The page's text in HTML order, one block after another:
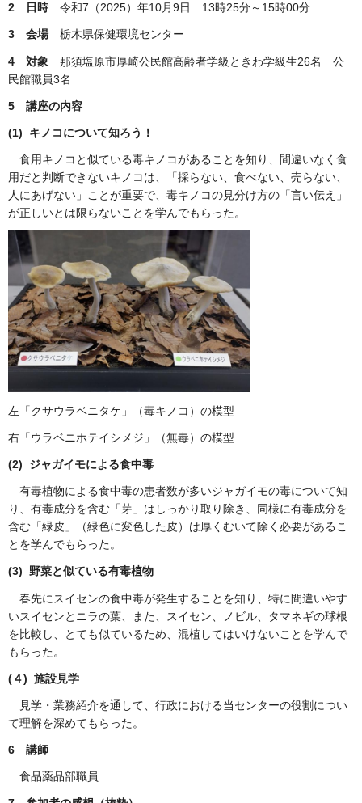
2 日時 令和7（2025）年10月9日 13時25分～15時00分
3 会場 栃木県保健環境センター
4 対象 那須塩原市厚崎公民館高齢者学級ときわ学級生26名 公
民館職員3名
5 講座の内容
(1) キノコについて知ろう！
食用キノコと似ている毒キノコがあることを知り、間違いなく食
用だと判断できないキノコは、「採らない、食べない、売らない、
人にあげない」ことが重要で、毒キノコの見分け方の「言い伝え」
が正しいとは限らないことを学んでもらった。
左「クサウラベニタケ」（毒キノコ）の模型
右「ウラベニホテイシメジ」（無毒）の模型
(2) ジャガイモによる食中毒
有毒植物による食中毒の患者数が多いジャガイモの毒について知
り、有毒成分を含む「芽」はしっかり取り除き、同様に有毒成分を
含む「緑皮」（緑色に変色した皮）は厚くむいて除く必要があるこ
とを学んでもらった。
(3) 野菜と似ている有毒植物
春先にスイセンの食中毒が発生することを知り、特に間違いやす
いスイセンとニラの葉、また、スイセン、ノビル、タマネギの球根
を比較し、とても似ているため、混植してはいけないことを学んで
もらった。
(４) 施設見学
見学・業務紹介を通して、行政における当センターの役割につい
て理解を深めてもらった。
6 講師
食品薬品部職員